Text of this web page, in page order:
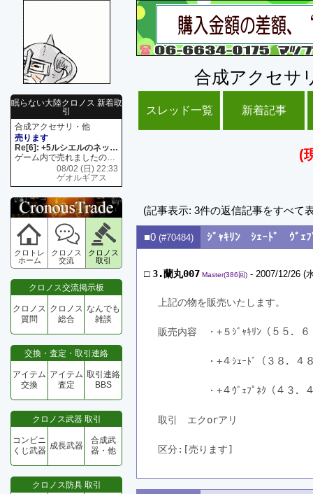
眠らない大陸クロノス 新着取
引
合成アクセサリ・他
売ります
Re[6]: +5ルシエルのネックレス
ゲーム内で売れましたので 在庫がネク1 リング4 となります リングのお値段は80G といたします
08/02 (日) 22:33
ゲオルギアス
クロトレ
ホーム
クロノス
交流
クロノス
取引
クロノス交流掲示板
クロノス
質問
クロノス
総合
なんでも
雑談
交換・査定・取引連絡
アイテム
交換
アイテム
査定
取引連絡
BBS
クロノス武器 取引
コンビニ
くじ武器 成長武器
合成武
器・他
クロノス防具 取引
合成アクセサ
スレッド一覧 新着記事
(
(記事表示: 3件の返信記事をすべて
■0 (#70484) ｼﾞｬｷﾘﾝ ｼｪｰﾄﾞ ｳﾞｪﾌ
□3.蘭丸007 Master(386回) - 2007/12/26 (
上記の物を販売いたします。
販売内容　・+５ｼﾞｬｷﾘﾝ（５５．
・+４ｼｪｰﾄﾞ（３８．４８．
・+４ｳﾞｪﾌﾟﾈｸ（４３．４８
取引　エクorアリ
区分:[売ります]